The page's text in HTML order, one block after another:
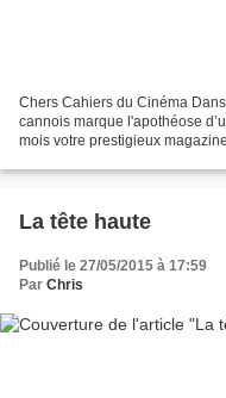
Chers Cahiers du Cinéma
cannois marque l'apothéose
mois votre prestigieux
La tête haute
Publié le 27/05/2015 à 17:59
Par Chris